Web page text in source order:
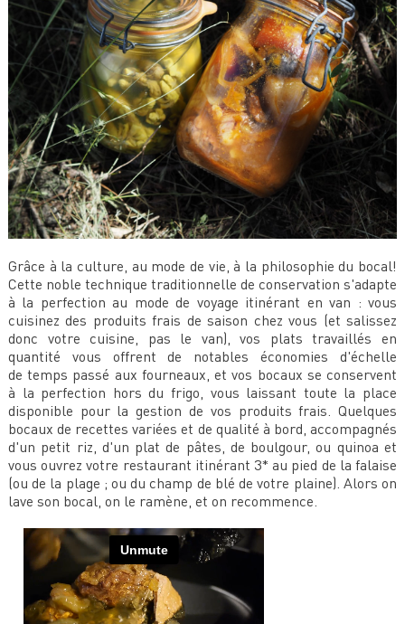
Grâce à la culture, au mode de vie, à la philosophie du bocal!
Cette noble technique traditionnelle de conservation s'adapte
à la perfection au mode de voyage itinérant en van : vous
cuisinez des produits frais de saison chez vous (et salissez
donc votre cuisine, pas le van), vos plats travaillés en
quantité vous offrent de notables économies d'échelle
de temps passé aux fourneaux, et vos bocaux se conservent
à la perfection hors du frigo, vous laissant toute la place
disponible pour la gestion de vos produits frais. Quelques
bocaux de recettes variées et de qualité à bord, accompagnés
d'un petit riz, d'un plat de pâtes, de boulgour, ou quinoa et
vous ouvrez votre restaurant itinérant 3* au pied de la falaise
(ou de la plage ; ou du champ de blé de votre plaine). Alors on
lave son bocal, on le ramène, et on recommence.